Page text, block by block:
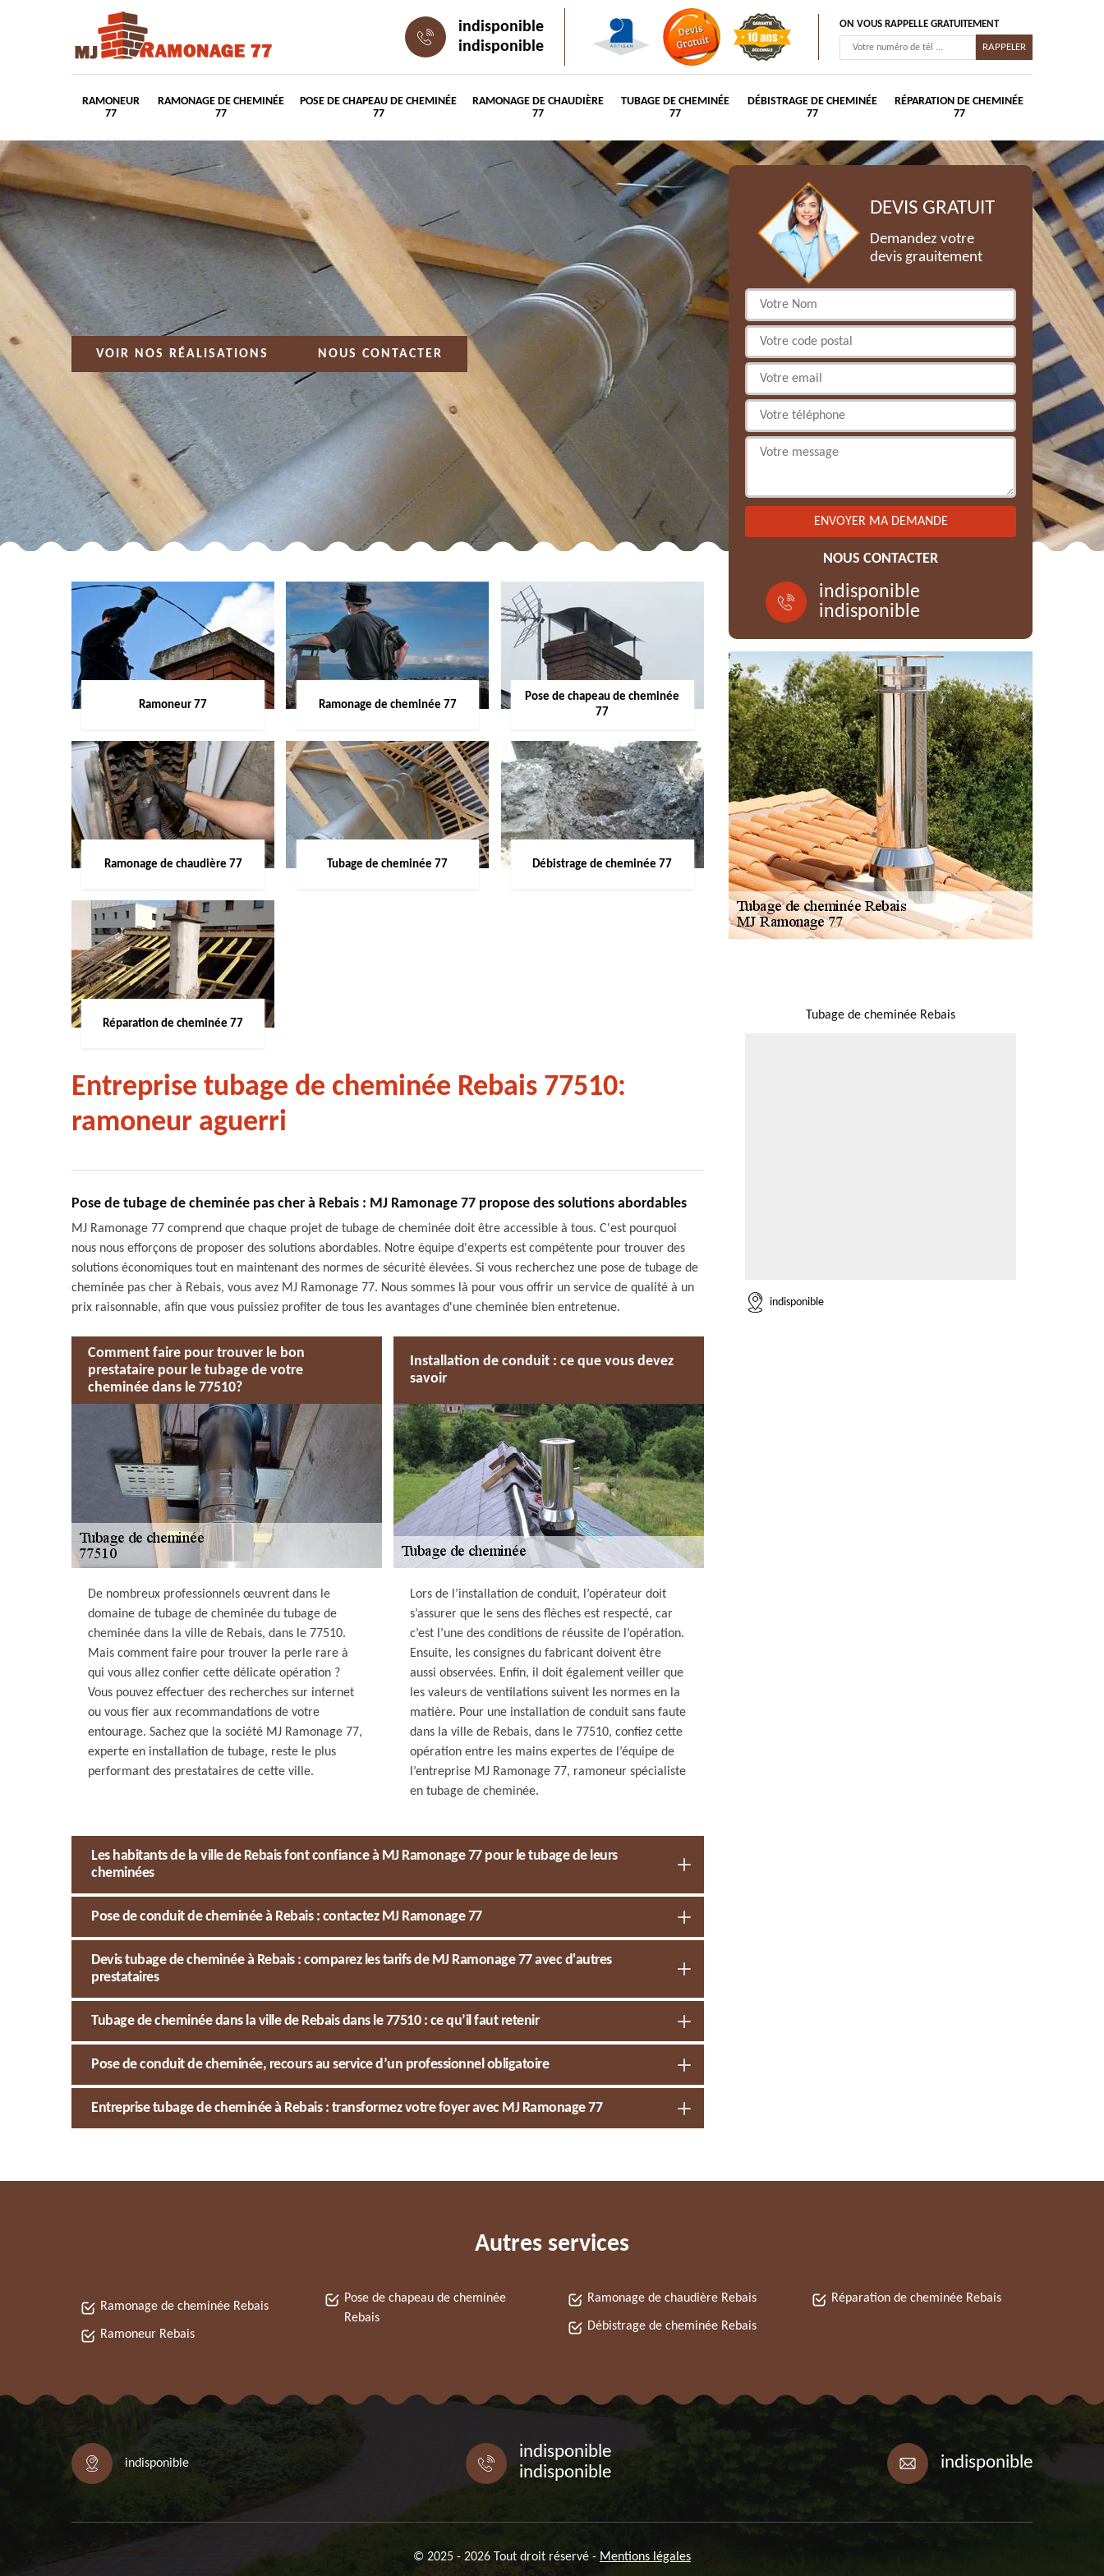
indisponible
indisponible
ON VOUS RAPPELLE GRATUITEMENT
RAMONEUR
77
RAMONAGE DE CHEMINÉE
77
POSE DE CHAPEAU DE CHEMINÉE
77
RAMONAGE DE CHAUDIÈRE
77
TUBAGE DE CHEMINÉE
77
DÉBISTRAGE DE CHEMINÉE
77
RÉPARATION DE CHEMINÉE
77
VOIR NOS RÉALISATIONS NOUS CONTACTER
Ramoneur 77 Ramonage de cheminée 77
Pose de chapeau de cheminée
77
Ramonage de chaudière 77 Tubage de cheminée 77 Débistrage de cheminée 77
Réparation de cheminée 77
Entreprise tubage de cheminée Rebais 77510:
ramoneur aguerri
Pose de tubage de cheminée pas cher à Rebais : MJ Ramonage 77 propose des solutions abordables
MJ Ramonage 77 comprend que chaque projet de tubage de cheminée doit être accessible à tous. C'est pourquoi
nous nous efforçons de proposer des solutions abordables. Notre équipe d'experts est compétente pour trouver des
solutions économiques tout en maintenant des normes de sécurité élevées. Si vous recherchez une pose de tubage de
cheminée pas cher à Rebais, vous avez MJ Ramonage 77. Nous sommes là pour vous offrir un service de qualité à un
prix raisonnable, afin que vous puissiez profiter de tous les avantages d'une cheminée bien entretenue.
Comment faire pour trouver le bon
prestataire pour le tubage de votre
cheminée dans le 77510?
De nombreux professionnels œuvrent dans le
domaine de tubage de cheminée du tubage de
cheminée dans la ville de Rebais, dans le 77510.
Mais comment faire pour trouver la perle rare à
qui vous allez confier cette délicate opération ?
Vous pouvez effectuer des recherches sur internet
ou vous fier aux recommandations de votre
entourage. Sachez que la société MJ Ramonage 77,
experte en installation de tubage, reste le plus
performant des prestataires de cette ville.
Installation de conduit : ce que vous devez
savoir
Lors de l’installation de conduit, l’opérateur doit
s’assurer que le sens des flèches est respecté, car
c’est l’une des conditions de réussite de l’opération.
Ensuite, les consignes du fabricant doivent être
aussi observées. Enfin, il doit également veiller que
les valeurs de ventilations suivent les normes en la
matière. Pour une installation de conduit sans faute
dans la ville de Rebais, dans le 77510, confiez cette
opération entre les mains expertes de l’équipe de
l’entreprise MJ Ramonage 77, ramoneur spécialiste
en tubage de cheminée.
Les habitants de la ville de Rebais font confiance à MJ Ramonage 77 pour le tubage de leurs
cheminées
Pose de conduit de cheminée à Rebais : contactez MJ Ramonage 77
Devis tubage de cheminée à Rebais : comparez les tarifs de MJ Ramonage 77 avec d'autres
prestataires
Tubage de cheminée dans la ville de Rebais dans le 77510 : ce qu’il faut retenir
Pose de conduit de cheminée, recours au service d’un professionnel obligatoire
Entreprise tubage de cheminée à Rebais : transformez votre foyer avec MJ Ramonage 77
DEVIS GRATUIT
Demandez votre
devis grauitement
NOUS CONTACTER
indisponible
indisponible
Tubage de cheminée Rebais
indisponible
Autres services
Ramonage de cheminée Rebais
Ramoneur Rebais
Pose de chapeau de cheminée
Rebais
Ramonage de chaudière Rebais
Débistrage de cheminée Rebais
Réparation de cheminée Rebais
indisponible
indisponible
indisponible
indisponible
© 2025 - 2026 Tout droit réservé - Mentions légales